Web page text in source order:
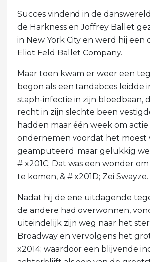
Succes vindend in de
de Harkness en Joffrey Ballet
in New York City en werd hij een
Eliot Feld Ballet Company.
Maar toen kwam er weer een
begon als een tandabces leidde
staph-infectie in zijn bloedbaan,
recht in zijn slechte been
hadden maar één week om actie
ondernemen voordat het moest
geamputeerd, maar gelukkig
# x201C; Dat was een wonder
te komen, & # x201D; Zei Swayze.
Nadat hij de ene uitdagende
de andere had overwonnen,
uiteindelijk zijn weg naar het
Broadway en vervolgens het
x2014; waardoor een blijvende